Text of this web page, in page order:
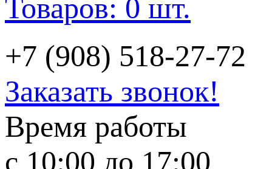
Товаров: 0 шт.
+7 (908) 518-27-72
Заказать звонок!
Время работы
с 10:00 до 17:00